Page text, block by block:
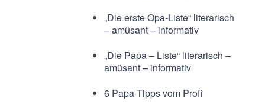
„Die erste Opa-Liste“ literarisch
– amüsant – informativ
„Die Papa – Liste“ literarisch –
amüsant – informativ
6 Papa-Tipps vom Profi